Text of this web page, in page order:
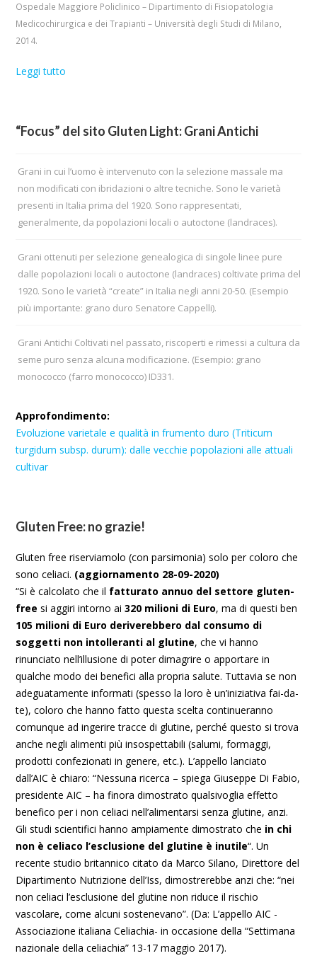
Ospedale Maggiore Policlinico – Dipartimento di Fisiopatologia
Medicochirurgica e dei Trapianti – Università degli Studi di Milano,
2014.
Leggi tutto
“Focus” del sito Gluten Light: Grani Antichi
Grani in cui l’uomo è intervenuto con la selezione massale ma
non modificati con ibridazioni o altre tecniche. Sono le varietà
presenti in Italia prima del 1920. Sono rappresentati,
generalmente, da popolazioni locali o autoctone (landraces).
Grani ottenuti per selezione genealogica di singole linee pure
dalle popolazioni locali o autoctone (landraces) coltivate prima del
1920. Sono le varietà “create” in Italia negli anni 20-50. (Esempio
più importante: grano duro Senatore Cappelli).
Grani Antichi Coltivati nel passato, riscoperti e rimessi a cultura da
seme puro senza alcuna modificazione. (Esempio: grano
monococco (farro monococco) ID331.
Approfondimento:
Evoluzione varietale e qualità in frumento duro (Triticum
turgidum subsp. durum): dalle vecchie popolazioni alle attuali
cultivar
Gluten Free: no grazie!
Gluten free riserviamolo (con parsimonia) solo per coloro che
sono celiaci. (aggiornamento 28-09-2020)
“Si è calcolato che il fatturato annuo del settore gluten-
free si aggiri intorno ai 320 milioni di Euro, ma di questi ben
105 milioni di Euro deriverebbero dal consumo di
soggetti non intolleranti al glutine, che vi hanno
rinunciato nell’illusione di poter dimagrire o apportare in
qualche modo dei benefici alla propria salute. Tuttavia se non
adeguatamente informati (spesso la loro è un’iniziativa fai-da-
te), coloro che hanno fatto questa scelta continueranno
comunque ad ingerire tracce di glutine, perché questo si trova
anche negli alimenti più insospettabili (salumi, formaggi,
prodotti confezionati in genere, etc.). L’appello lanciato
dall’AIC è chiaro: “Nessuna ricerca – spiega Giuseppe Di Fabio,
presidente AIC – ha finora dimostrato qualsivoglia effetto
benefico per i non celiaci nell’alimentarsi senza glutine, anzi.
Gli studi scientifici hanno ampiamente dimostrato che in chi
non è celiaco l’esclusione del glutine è inutile“. Un
recente studio britannico citato da Marco Silano, Direttore del
Dipartimento Nutrizione dell’Iss, dimostrerebbe anzi che: “nei
non celiaci l’esclusione del glutine non riduce il rischio
vascolare, come alcuni sostenevano”. (Da: L’appello AIC -
Associazione italiana Celiachia- in occasione della “Settimana
nazionale della celiachia” 13-17 maggio 2017).